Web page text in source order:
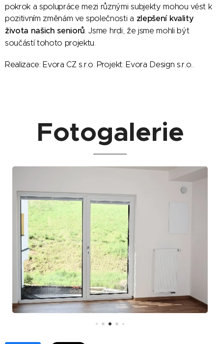
pokrok a spolupráce mezi různými subjekty mohou vést k
pozitivním změnám ve společnosti a zlepšení kvality
života našich seniorů . Jsme hrdi, že jsme mohli být
součástí tohoto projektu.
Realizace: Evora CZ s.r.o. Projekt: Evora Design s.r.o..
Fotogalerie